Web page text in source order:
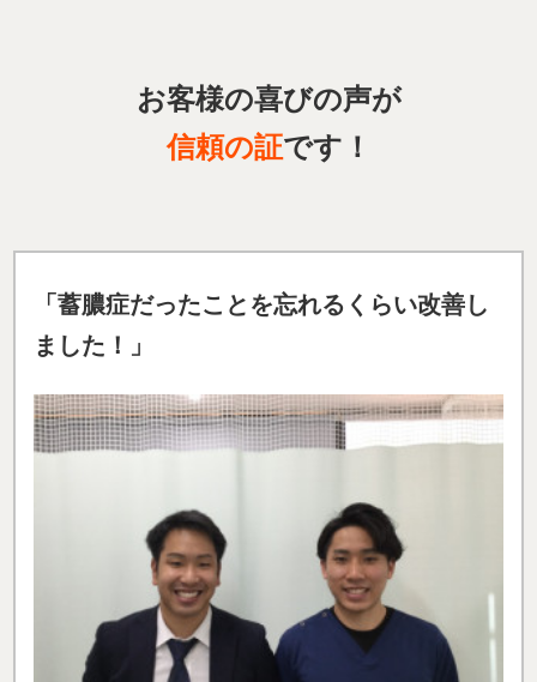
お客様の喜びの声が
信頼の証です！
「蓄膿症だったことを忘れるくらい改善し
ました！」